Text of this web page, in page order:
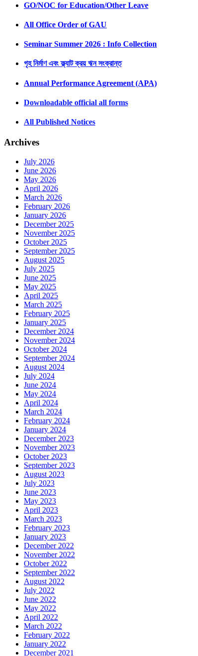
GO/NOC for Education/Other Leave
All Office Order of GAU
Seminar Summer 2026 : Info Collection
গৃহ নির্মাণ এবং ফ্ল্যাট ক্রয় ঋন সংক্রান্ত
Annual Performance Agreement (APA)
Downloadable official all forms
All Published Notices
Archives
July 2026
June 2026
May 2026
April 2026
March 2026
February 2026
January 2026
December 2025
November 2025
October 2025
September 2025
August 2025
July 2025
June 2025
May 2025
April 2025
March 2025
February 2025
January 2025
December 2024
November 2024
October 2024
September 2024
August 2024
July 2024
June 2024
May 2024
April 2024
March 2024
February 2024
January 2024
December 2023
November 2023
October 2023
September 2023
August 2023
July 2023
June 2023
May 2023
April 2023
March 2023
February 2023
January 2023
December 2022
November 2022
October 2022
September 2022
August 2022
July 2022
June 2022
May 2022
April 2022
March 2022
February 2022
January 2022
December 2021